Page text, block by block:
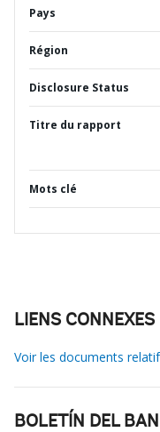
Pays
Région
Disclosure Status
Titre du rapport
Mots clé
LIENS CONNEXES
Voir les documents
BOLETÍN DEL